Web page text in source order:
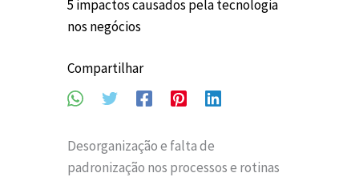
5 impactos causados pela tecnologia
nos negócios
Compartilhar
Desorganização e falta de
padronização nos processos e rotinas